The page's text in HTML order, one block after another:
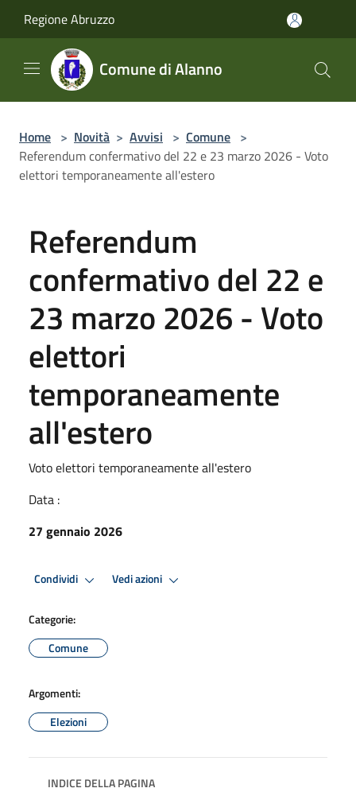
Regione Abruzzo
Comune di Alanno
Home > Novità > Avvisi > Comune >
Referendum confermativo del 22 e 23 marzo 2026 - Voto
elettori temporaneamente all'estero
Referendum
confermativo del 22 e
23 marzo 2026 - Voto
elettori
temporaneamente
all'estero
Voto elettori temporaneamente all'estero
Data :
27 gennaio 2026
Condividi Vedi azioni
Categorie:
Comune
Argomenti:
Elezioni
INDICE DELLA PAGINA